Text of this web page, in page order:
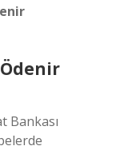
Bankası